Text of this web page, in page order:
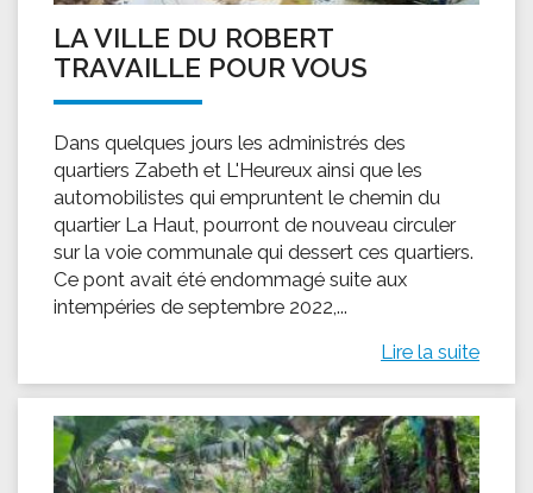
LA VILLE DU ROBERT
TRAVAILLE POUR VOUS
Dans quelques jours les administrés des
quartiers Zabeth et L'Heureux ainsi que les
automobilistes qui empruntent le chemin du
quartier La Haut, pourront de nouveau circuler
sur la voie communale qui dessert ces quartiers.
Ce pont avait été endommagé suite aux
intempéries de septembre 2022,...
Lire la suite